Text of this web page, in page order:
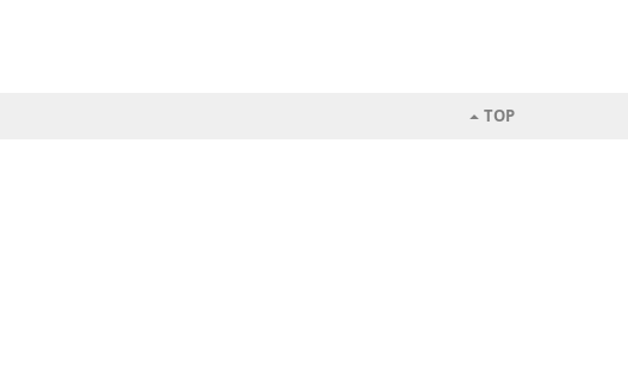
TOP